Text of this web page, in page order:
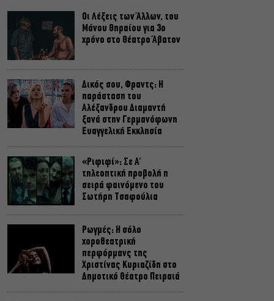
Οι Λέξεις των Άλλων, του
Μάνου Θηραίου για 3ο
χρόνο στο Θέατρο Άβατον
Δικός σου, Φραντς: Η
παράσταση του
Αλέξανδρου Διαμαντή
ξανά στην Γερμανόφωνη
Ευαγγελική Εκκλησία
«Ριφιφί»: Σε Α’
τηλεοπτική προβολή η
σειρά φαινόμενο του
Σωτήρη Τσαφούλια
Ρωγμές: Η σόλο
χοροθεατρική
περφόρμανς της
Χριστίνας Κυριαζίδη στο
Δημοτικό Θέατρο Πειραιά